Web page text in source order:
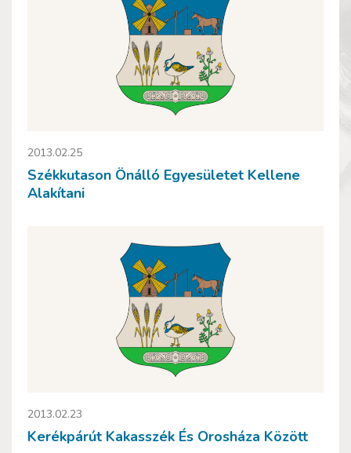
2013.02.25
Székkutason Önálló Egyesületet Kellene
Alakítani
2013.02.23
Kerékpárút Kakasszék És Orosháza Között